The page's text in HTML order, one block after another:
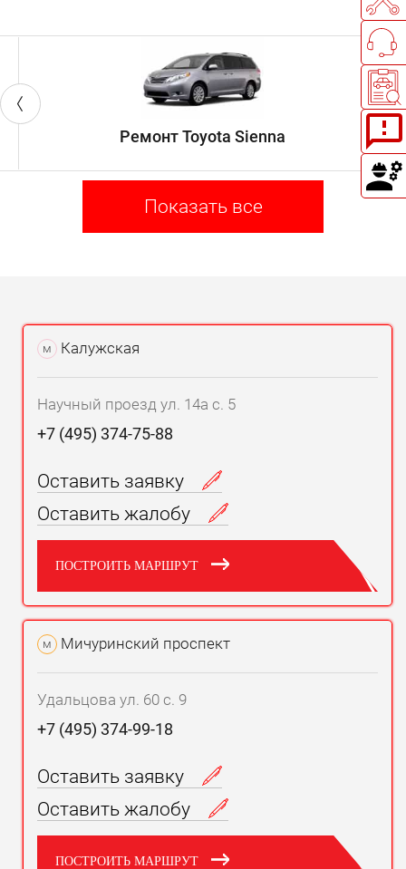
Ремонт Toyota Sienna
Показать все
м Калужская
Научный проезд ул. 14а с. 5
+7 (495) 374-75-88
Оставить заявку
Оставить жалобу
ПОСТРОИТЬ МАРШРУТ
м Мичуринский проспект
Удальцова ул. 60 с. 9
+7 (495) 374-99-18
Оставить заявку
Оставить жалобу
ПОСТРОИТЬ МАРШРУТ